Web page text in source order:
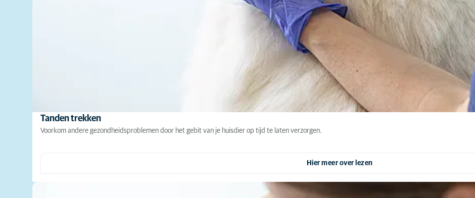
Tanden trekken
Voorkom andere gezondheidsproblemen door het gebit van je huisdier op tijd te laten verzorgen.
Hier meer over lezen